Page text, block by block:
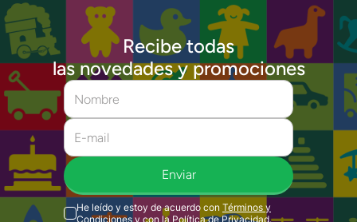
Recibe todas
las novedades y promociones
Enviar
He leído y estoy de acuerdo con Términos y
Condiciones y con la Política de Privacidad.